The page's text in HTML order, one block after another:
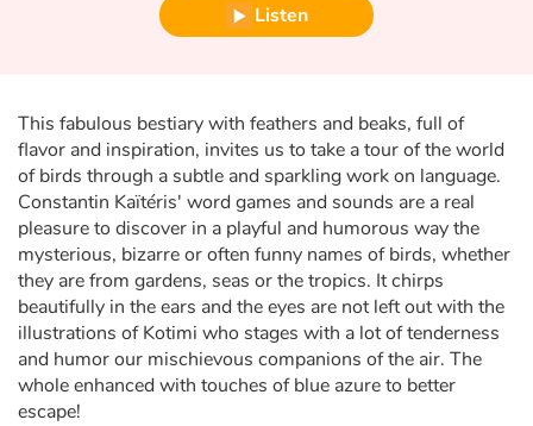
Ecology, nature, seasons
Travel, epic, investigation, adventure
Around the world
Learning
Arts, space, activities
Documentaries
Listen
This fabulous bestiary with feathers and beaks, full of
flavor and inspiration, invites us to take a tour of the world
of birds through a subtle and sparkling work on language.
Constantin Kaïtéris' word games and sounds are a real
pleasure to discover in a playful and humorous way the
mysterious, bizarre or often funny names of birds, whether
they are from gardens, seas or the tropics. It chirps
beautifully in the ears and the eyes are not left out with the
illustrations of Kotimi who stages with a lot of tenderness
and humor our mischievous companions of the air. The
whole enhanced with touches of blue azure to better
escape!